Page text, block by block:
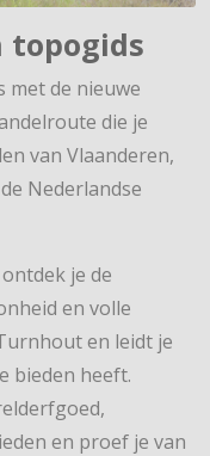
topogids
met de nieuwe
die je
van Vlaanderen,
Nederlandse
je de
en volle
en leidt je
bieden heeft.
en proef je van